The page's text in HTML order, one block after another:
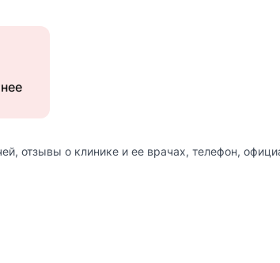
отзывы о клинике и ее врачах, телефон,